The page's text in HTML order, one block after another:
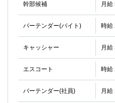
幹部候補 月
バーテンダー(バイト) 時給
キャッシャー 月
エスコート 時給
バーテンダー(社員) 月
大泉学園
下
三鷹
荻窪
浅草
新小岩
幡
祖師ヶ谷大蔵
小岩